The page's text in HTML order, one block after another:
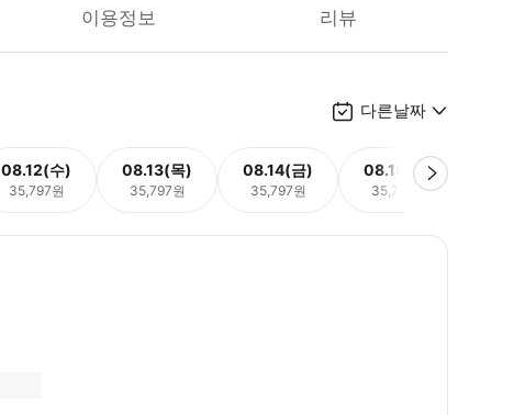
이용정보 리뷰
다른날짜
08.12(수)
35,797원
08.13(목)
35,797원
08.14(금)
35,797원
08.15(토)
35,797원